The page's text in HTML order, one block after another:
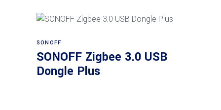
SONOFF
SONOFF Zigbee 3.0 USB
Dongle Plus